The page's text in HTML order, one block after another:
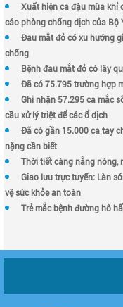
Xuất hiện ca đậu mùa khỉ
cáo phòng chống dịch của Bộ
Đau mắt đỏ có xu hướng
chống
Bệnh đau mắt đỏ có lây
Đã có 75.795 trường hợp
Ghi nhận 57.295 ca mắc
cầu xử lý triệt để các ổ dịch
Đã có gần 15.000 ca tay
nặng cần biết
Thời tiết càng nắng nóng,
Giao lưu trực tuyến: Làn
vệ sức khỏe an toàn
Trẻ mắc bệnh đường hô